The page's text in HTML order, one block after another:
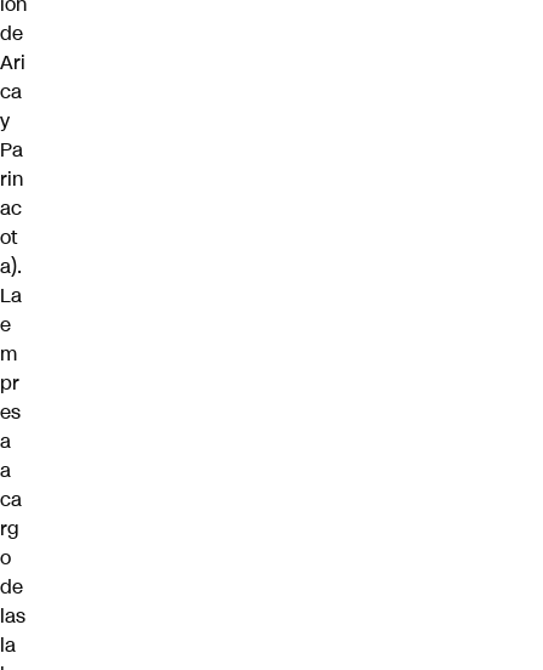
de
Ari
ca
y
Pa
rin
ac
ot
a).
La
e
m
pr
es
a
a
ca
rg
o
de
las
la